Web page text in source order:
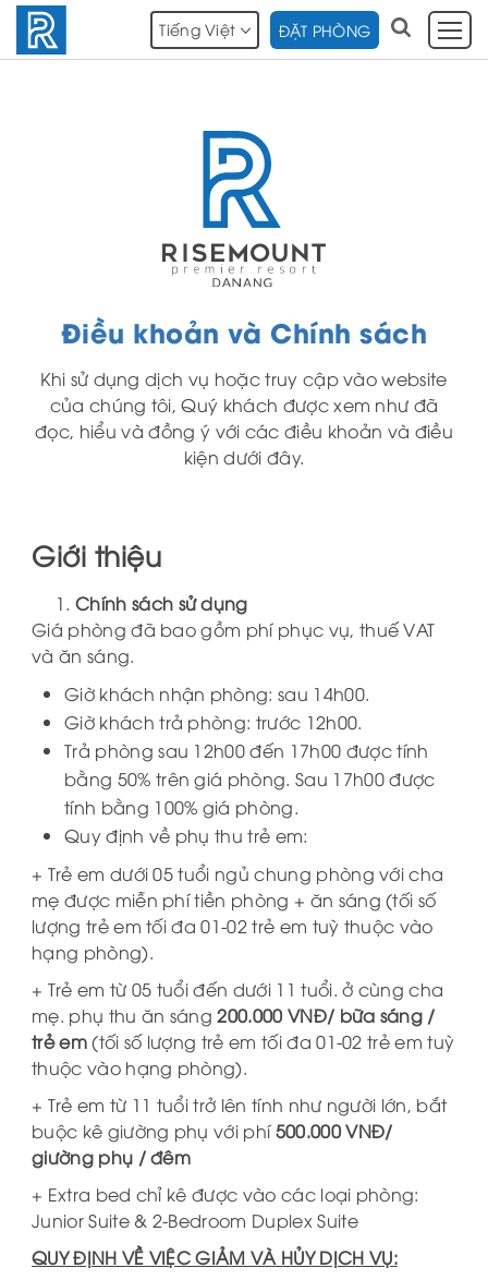
Tiếng Việt ĐẶT PHÒNG
Điều khoản và Chính sách
Khi sử dụng dịch vụ hoặc truy cập vào website
của chúng tôi, Quý khách được xem như đã
đọc, hiểu và đồng ý với các điều khoản và điều
kiện dưới đây.
Giới thiệu
Chính sách sử dụng
Giá phòng đã bao gồm phí phục vụ, thuế VAT
và ăn sáng.
Giờ khách nhận phòng: sau 14h00.
Giờ khách trả phòng: trước 12h00.
Trả phòng sau 12h00 đến 17h00 được tính
bằng 50% trên giá phòng. Sau 17h00 được
tính bằng 100% giá phòng.
Quy định về phụ thu trẻ em:
+ Trẻ em dưới 05 tuổi ngủ chung phòng với cha
mẹ được miễn phí tiền phòng + ăn sáng (tối số
lượng trẻ em tối đa 01-02 trẻ em tuỳ thuộc vào
hạng phòng).
+ Trẻ em từ 05 tuổi đến dưới 11 tuổi. ở cùng cha
mẹ. phụ thu ăn sáng200.000 VNĐ/ bữa sáng /
trẻ em(tối số lượng trẻ em tối đa 01-02 trẻ em tuỳ
thuộc vào hạng phòng).
+ Trẻ em từ 11 tuổi trở lên tính như người lớn, bắt
buộc kê giường phụ với phí500.000 VNĐ/
giường phụ / đêm
+ Extra bed chỉ kê được vào các loại phòng:
Junior Suite & 2-Bedroom Duplex Suite
QUY ĐỊNH VỀ VIỆC GIẢM VÀ HỦY DỊCH VỤ: